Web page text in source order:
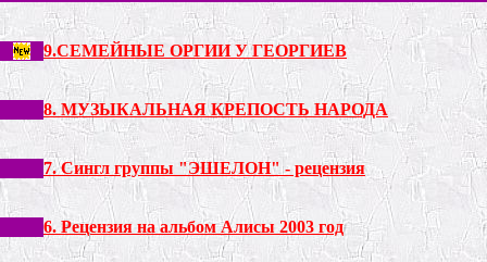
9.СЕМЕЙНЫЕ ОРГИИ У ГЕОРГИЕВ
8. МУЗЫКАЛЬНАЯ КРЕПОСТЬ НАРОДА
7. Сингл группы "ЭШЕЛОН" - рецензия
6. Рецензия на альбом Алисы 2003 год